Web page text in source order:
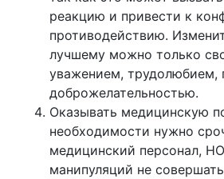
реакцию и привести к
противодействию.
лучшему можно только
уважением, трудолюбием,
доброжелательностью.
Оказывать медицинскую
необходимости нужно
медицинский персонал,
манипуляций не